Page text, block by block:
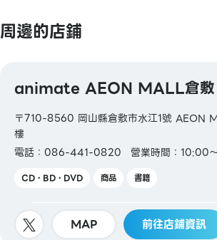
周邊的店鋪
animate AEON MALL倉敷
〒710-8560 岡山縣倉敷市水江1號 AEON
樓
電話：086-441-0820
營業時間：10:00
CD・BD・DVD 商品 書籍
MAP 前往店鋪資訊